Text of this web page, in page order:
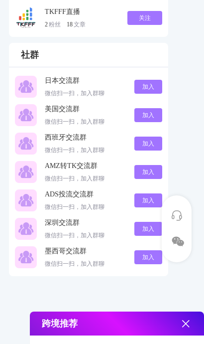
TKFFF直播
2粉丝 18文章
关注
社群
日本交流群
微信扫一扫，加入群聊
加入
美国交流群
微信扫一扫，加入群聊
加入
西班牙交流群
微信扫一扫，加入群聊
加入
AMZ转TK交流群
微信扫一扫，加入群聊
加入
ADS投流交流群
微信扫一扫，加入群聊
加入
深圳交流群
微信扫一扫，加入群聊
加入
墨西哥交流群
微信扫一扫，加入群聊
加入
跨境推荐